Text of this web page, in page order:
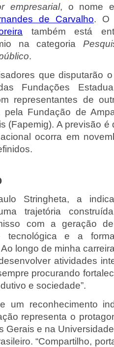
empresarial, o nome
de Carvalho. O
também está
na categoria
.
que disputarão
Fundações
representantes de
pela Fundação de
(Fapemig). A previsão é
ocorra em
Stringheta, a
trajetória
com a geração
tecnológica e a
longo de minha
atividades
procurando
e sociedade”.
um reconhecimento
representa o
Gerais e na
“Compartilho,